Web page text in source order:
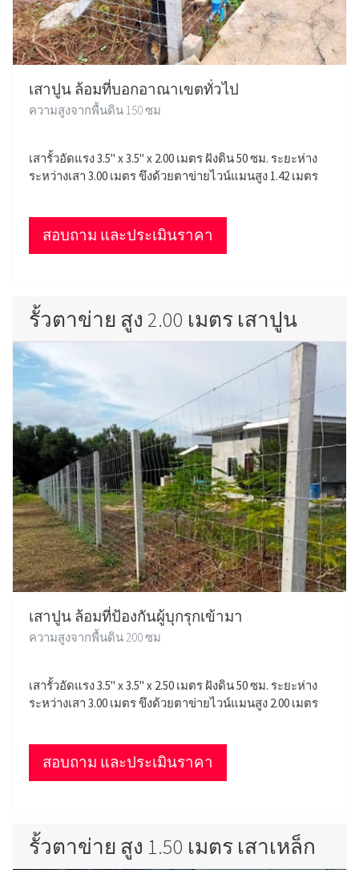
เสาปูน ล้อมที่บอกอาณาเขตทั่วไป
ความสูงจากพื้นดิน 150 ซม
เสารั้วอัดแรง 3.5" x 3.5" x 2.00 เมตร ฝังดิน 50 ซม. ระยะห่าง
ระหว่างเสา 3.00 เมตร ขึงด้วยตาข่ายไวน์แมนสูง 1.42 เมตร
สอบถาม และประเมินราคา
รั้วตาข่าย สูง 2.00 เมตร เสาปูน
เสาปูน ล้อมที่ป้องกันผู้บุกรุกเข้ามา
ความสูงจากพื้นดิน 200 ซม
เสารั้วอัดแรง 3.5" x 3.5" x 2.50 เมตร ฝังดิน 50 ซม. ระยะห่าง
ระหว่างเสา 3.00 เมตร ขึงด้วยตาข่ายไวน์แมนสูง 2.00 เมตร
สอบถาม และประเมินราคา
รั้วตาข่าย สูง 1.50 เมตร เสาเหล็ก